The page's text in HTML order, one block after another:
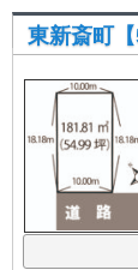
東新斎町